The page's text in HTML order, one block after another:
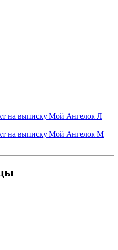
на выписку Мой Ангелок Л
на выписку Мой Ангелок М